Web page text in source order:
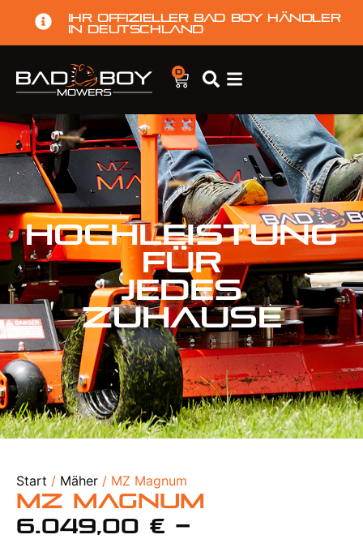
Ihr offizieller Bad Boy Händler
in Deutschland
0
HOCHLEISTUNG
FÜR
JEDES
ZUHAUSE
Start / Mäher / MZ Magnum
MZ Magnum
6.049,00 € –